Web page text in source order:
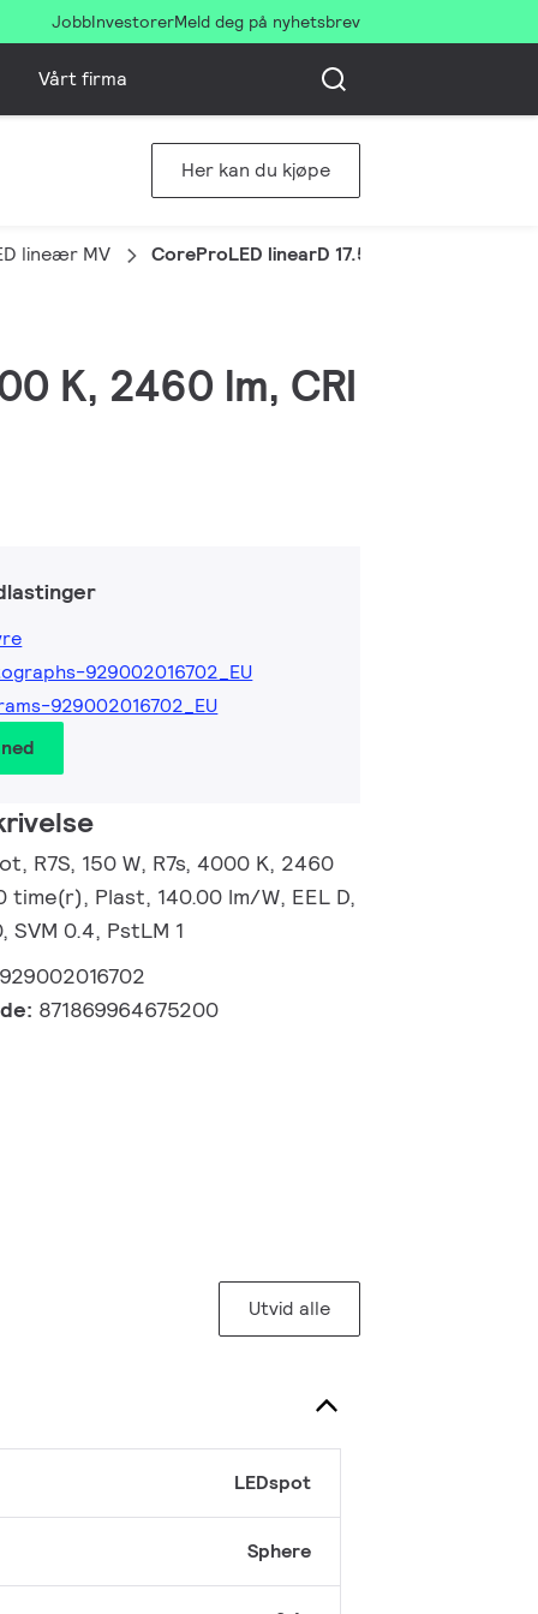
JobbInvestorerMeld deg på nyhetsbrev
Vårt firma
Her kan du kjøpe
lineær MV CoreProLED linearD 17.5-150W R7S 118 840
K, 2460 lm, CRI
929002016702_EU
929002016702_EU
R7S, 150 W, R7s, 4000 K, 2460
time(r), Plast, 140.00 lm/W, EEL D,
SVM 0.4, PstLM 1
929002016702
871869964675200
Utvid alle
LEDspot
Sphere